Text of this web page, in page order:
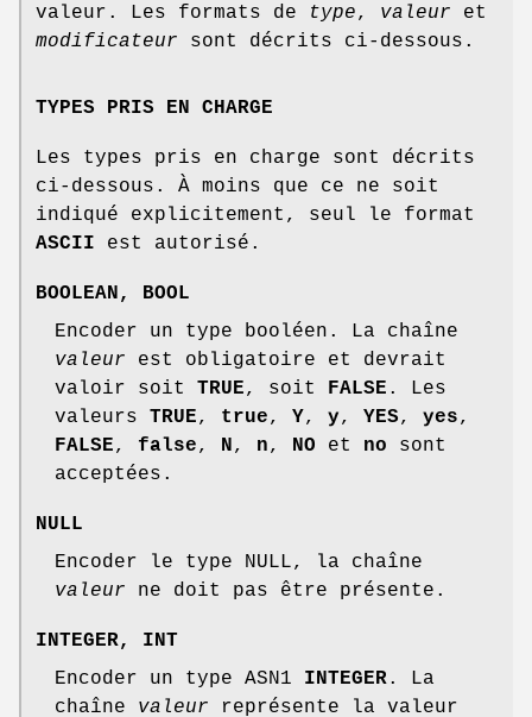
valeur. Les formats de
type, valeur et
modificateur sont décrits ci-dessous.
TYPES PRIS EN CHARGE
Les types pris en charge sont décrits
ci-dessous. À moins que ce ne soit
indiqué explicitement, seul le format
ASCII est autorisé.
BOOLEAN ,
BOOL
Encoder un type booléen. La chaîne
valeur est obligatoire et devrait
valoir soit TRUE, soit FALSE . Les
valeurs TRUE, true, Y, y, YES, yes,
FALSE, false, N , n, NO et no sont
acceptées.
NULL
Encoder le type NULL, la chaîne
valeur ne doit pas être présente.
INTEGER, INT
Encoder un type ASN1 INTEGER. La
chaîne valeur représente la valeur